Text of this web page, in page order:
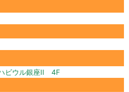
ビウル銀座II 4F